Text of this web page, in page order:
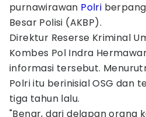
purnawirawan Polri
Besar Polisi (AKBP).
Direktur Reserse Kriminal
Kombes Pol Indra
informasi tersebut.
Polri itu berinisial OSG dan
tiga tahun lalu.
"Benar, dari delapan orang